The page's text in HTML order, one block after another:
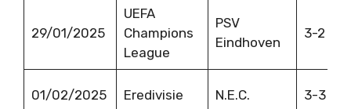
29/01/2025
UEFA
Champions
League
PSV
Eindhoven
3-2
01/02/2025 Eredivisie N.E.C. 3-3